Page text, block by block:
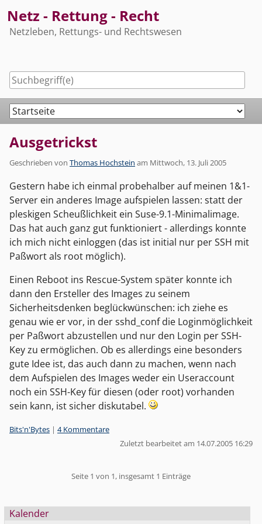
to
content
Netz - Rettung - Recht
Netzleben, Rettungs- und Rechtswesen
Navigation
Ausgetrickst
Geschrieben von Thomas Hochstein am Mittwoch, 13. Juli 2005
Gestern habe ich einmal probehalber auf meinen 1&1-
Server ein anderes Image aufspielen lassen: statt der
pleskigen Scheußlichkeit ein Suse-9.1-Minimalimage.
Das hat auch ganz gut funktioniert - allerdings konnte
ich mich nicht einloggen (das ist initial nur per SSH mit
Paßwort als root möglich).
Einen Reboot ins Rescue-System später konnte ich
dann den Ersteller des Images zu seinem
Sicherheitsdenken beglückwünschen: ich ziehe es
genau wie er vor, in der sshd_conf die Loginmöglichkeit
per Paßwort abzustellen und nur den Login per SSH-
Key zu ermöglichen. Ob es allerdings eine besonders
gute Idee ist, das auch dann zu machen, wenn nach
dem Aufspielen des Images weder ein Useraccount
noch ein SSH-Key für diesen (oder root) vorhanden
sein kann, ist sicher diskutabel.
Kategorien:
Bits'n'Bytes | 4 Kommentare
Zuletzt bearbeitet am 14.07.2005 16:29
Seite 1 von 1, insgesamt 1 Einträge
Seitenleiste
Kalender